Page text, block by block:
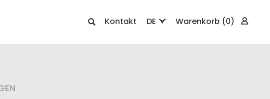
Warenkorb (0)
DE
Kontakt